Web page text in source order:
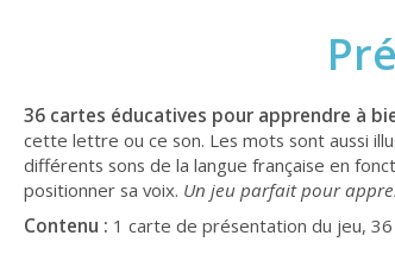
36 cartes éducatives pour apprendre à
cette lettre ou ce son. Les mots sont aussi
différents sons de la langue française en
positionner sa voix. Un jeu parfait pour
Contenu : 1 carte de présentation du jeu,